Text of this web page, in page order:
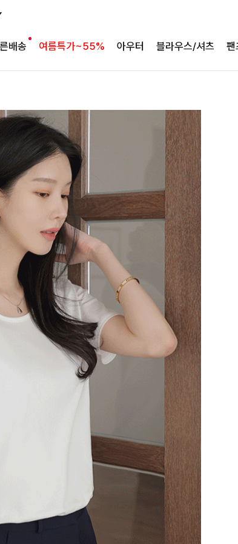
배송 여름특가~55% 아우터 블라우스/셔츠 팬